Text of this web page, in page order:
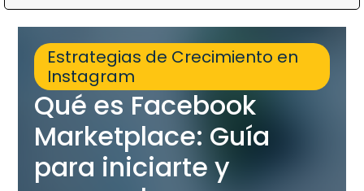
Estrategias de Crecimiento en
Instagram
Qué es Facebook
Marketplace: Guía
para iniciarte y